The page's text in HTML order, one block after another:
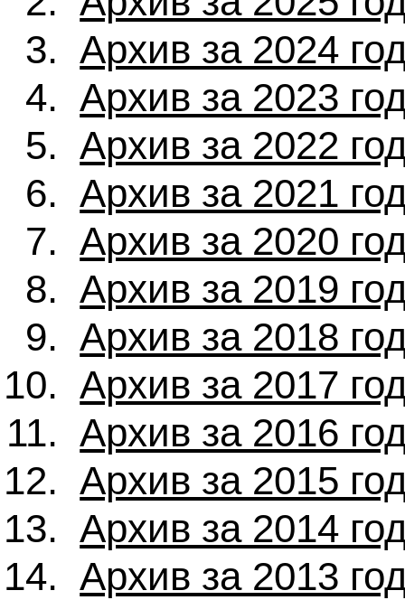
Архив за 2024
Архив за 2023
Архив за 2022
Архив за 2021
Архив за 2020
Архив за 2019
Архив за 2018
Архив за 2017
Архив за 2016
Архив за 2015
Архив за 2014
Архив за 2013